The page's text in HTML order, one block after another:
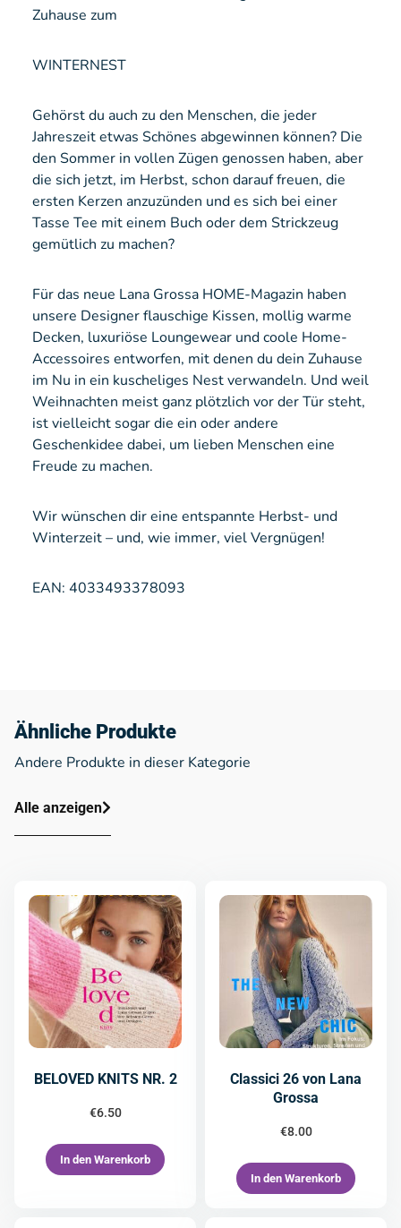
Zuhause zum
WINTERNEST
Gehörst du auch zu den Menschen, die jeder
Jahreszeit etwas Schönes abgewinnen können? Die
den Sommer in vollen Zügen genossen haben, aber
die sich jetzt, im Herbst, schon darauf freuen, die
ersten Kerzen anzuzünden und es sich bei einer
Tasse Tee mit einem Buch oder dem Strickzeug
gemütlich zu machen?
Für das neue Lana Grossa HOME-Magazin haben
unsere Designer flauschige Kissen, mollig warme
Decken, luxuriöse Loungewear und coole Home-
Accessoires entworfen, mit denen du dein Zuhause
im Nu in ein kuscheliges Nest verwandeln. Und weil
Weihnachten meist ganz plötzlich vor der Tür steht,
ist vielleicht sogar die ein oder andere
Geschenkidee dabei, um lieben Menschen eine
Freude zu machen.
Wir wünschen dir eine entspannte Herbst- und
Winterzeit – und, wie immer, viel Vergnügen!
EAN: 4033493378093
Ähnliche Produkte
Andere Produkte in dieser Kategorie
Alle anzeigen
BELOVED KNITS NR. 2
€6.50
In den Warenkorb
Classici 26 von Lana
Grossa
€8.00
In den Warenkorb